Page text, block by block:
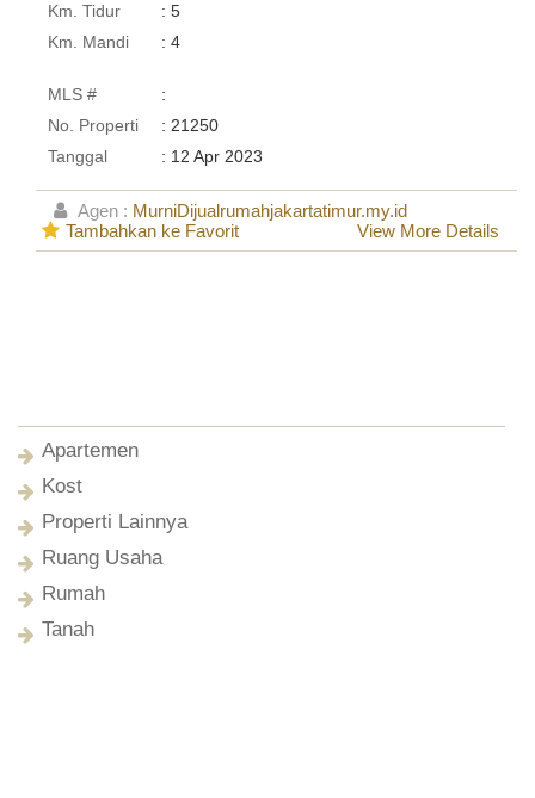
Km. Tidur
: 5
Km. Mandi
: 4
MLS #
:
No. Properti
: 21250
Tanggal
: 12 Apr 2023
Agen : MurniDijualrumahjakartatimur.my.id
Tambahkan ke Favorit
View More Details
Apartemen
Kost
Properti Lainnya
Ruang Usaha
Rumah
Tanah